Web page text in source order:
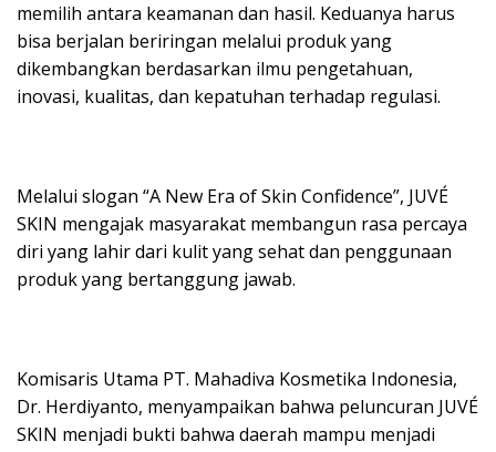
memilih antara keamanan dan hasil. Keduanya harus
bisa berjalan beriringan melalui produk yang
dikembangkan berdasarkan ilmu pengetahuan,
inovasi, kualitas, dan kepatuhan terhadap regulasi.
Melalui slogan “A New Era of Skin Confidence”, JUVÉ
SKIN mengajak masyarakat membangun rasa percaya
diri yang lahir dari kulit yang sehat dan penggunaan
produk yang bertanggung jawab.
Komisaris Utama PT. Mahadiva Kosmetika Indonesia,
Dr. Herdiyanto, menyampaikan bahwa peluncuran JUVÉ
SKIN menjadi bukti bahwa daerah mampu menjadi